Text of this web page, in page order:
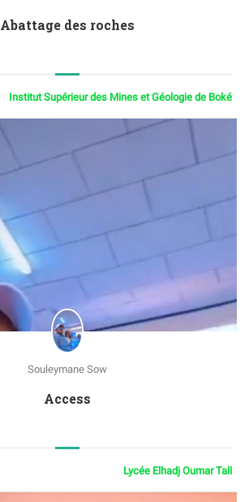
Abattage des roches
Institut Supérieur des Mines et Géologie de Boké
Souleymane Sow
Access
Lycée Elhadj Oumar Tall